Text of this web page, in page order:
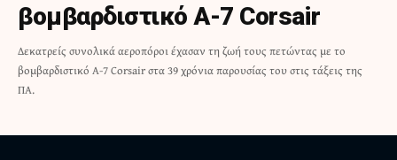
βομβαρδιστικό A-7 Corsair
Δεκατρείς συνολικά αεροπόροι έχασαν τη ζωή τους πετώντας με το
βομβαρδιστικό Α-7 Corsair στα 39 χρόνια παρουσίας του στις τάξεις της
ΠΑ.